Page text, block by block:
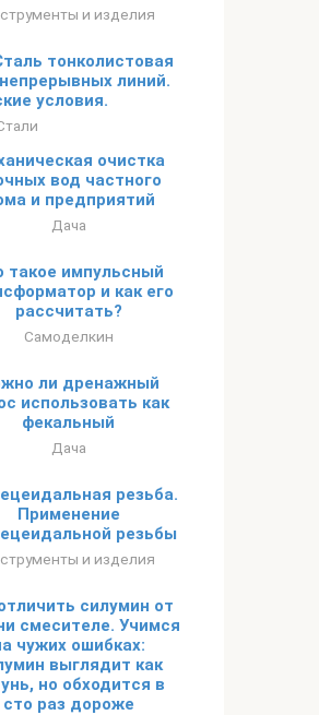
и изделия
тонколистовая
линий.
условия.
очистка
вод частного
и предприятий
Дача
такое импульсный
и как его
рассчитать?
Самоделкин
ли дренажный
использовать как
фекальный
Дача
резьба.
Применение
резьбы
и изделия
силумин от
смесителе. Учимся
чужих ошибках:
выглядит как
но обходится в
сто раз дороже